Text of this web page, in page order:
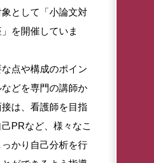
として「小論文対
を開催していま
点や構成のポイン
どを専門の講師か
は、看護師を目指
PRなど、様々なこ
かり自己分析を行